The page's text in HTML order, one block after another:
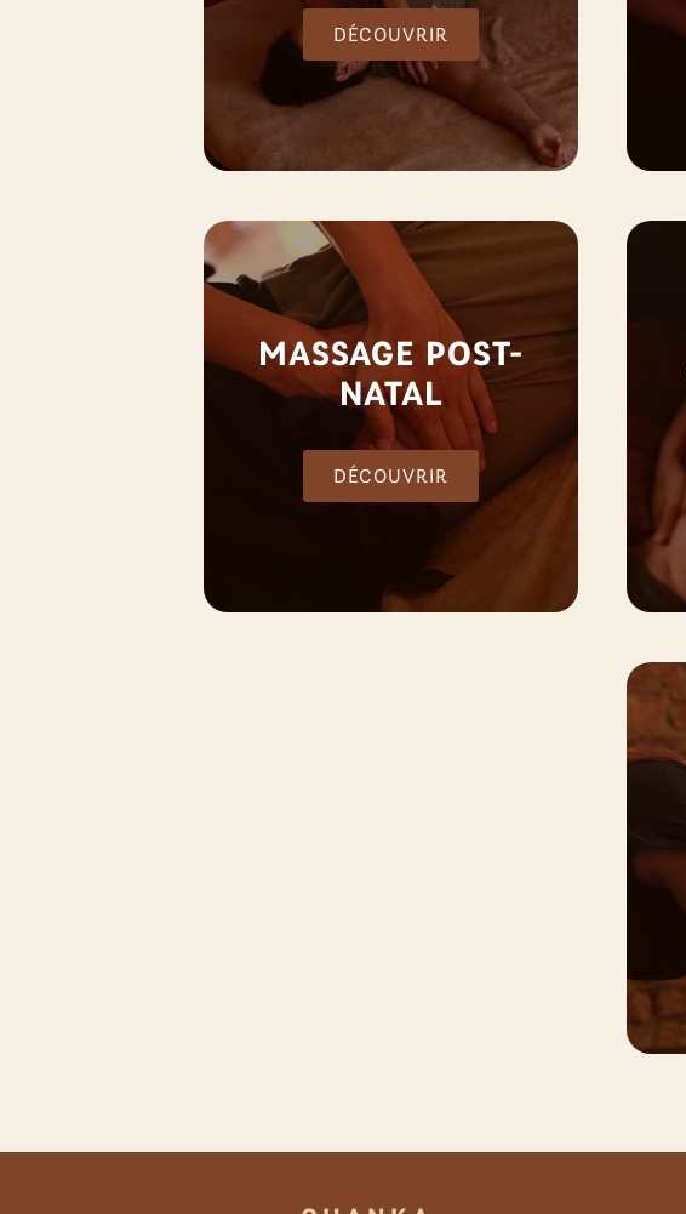
DÉCOUVRIR
MASSAGE POST-
NATAL
DÉCOUVRIR